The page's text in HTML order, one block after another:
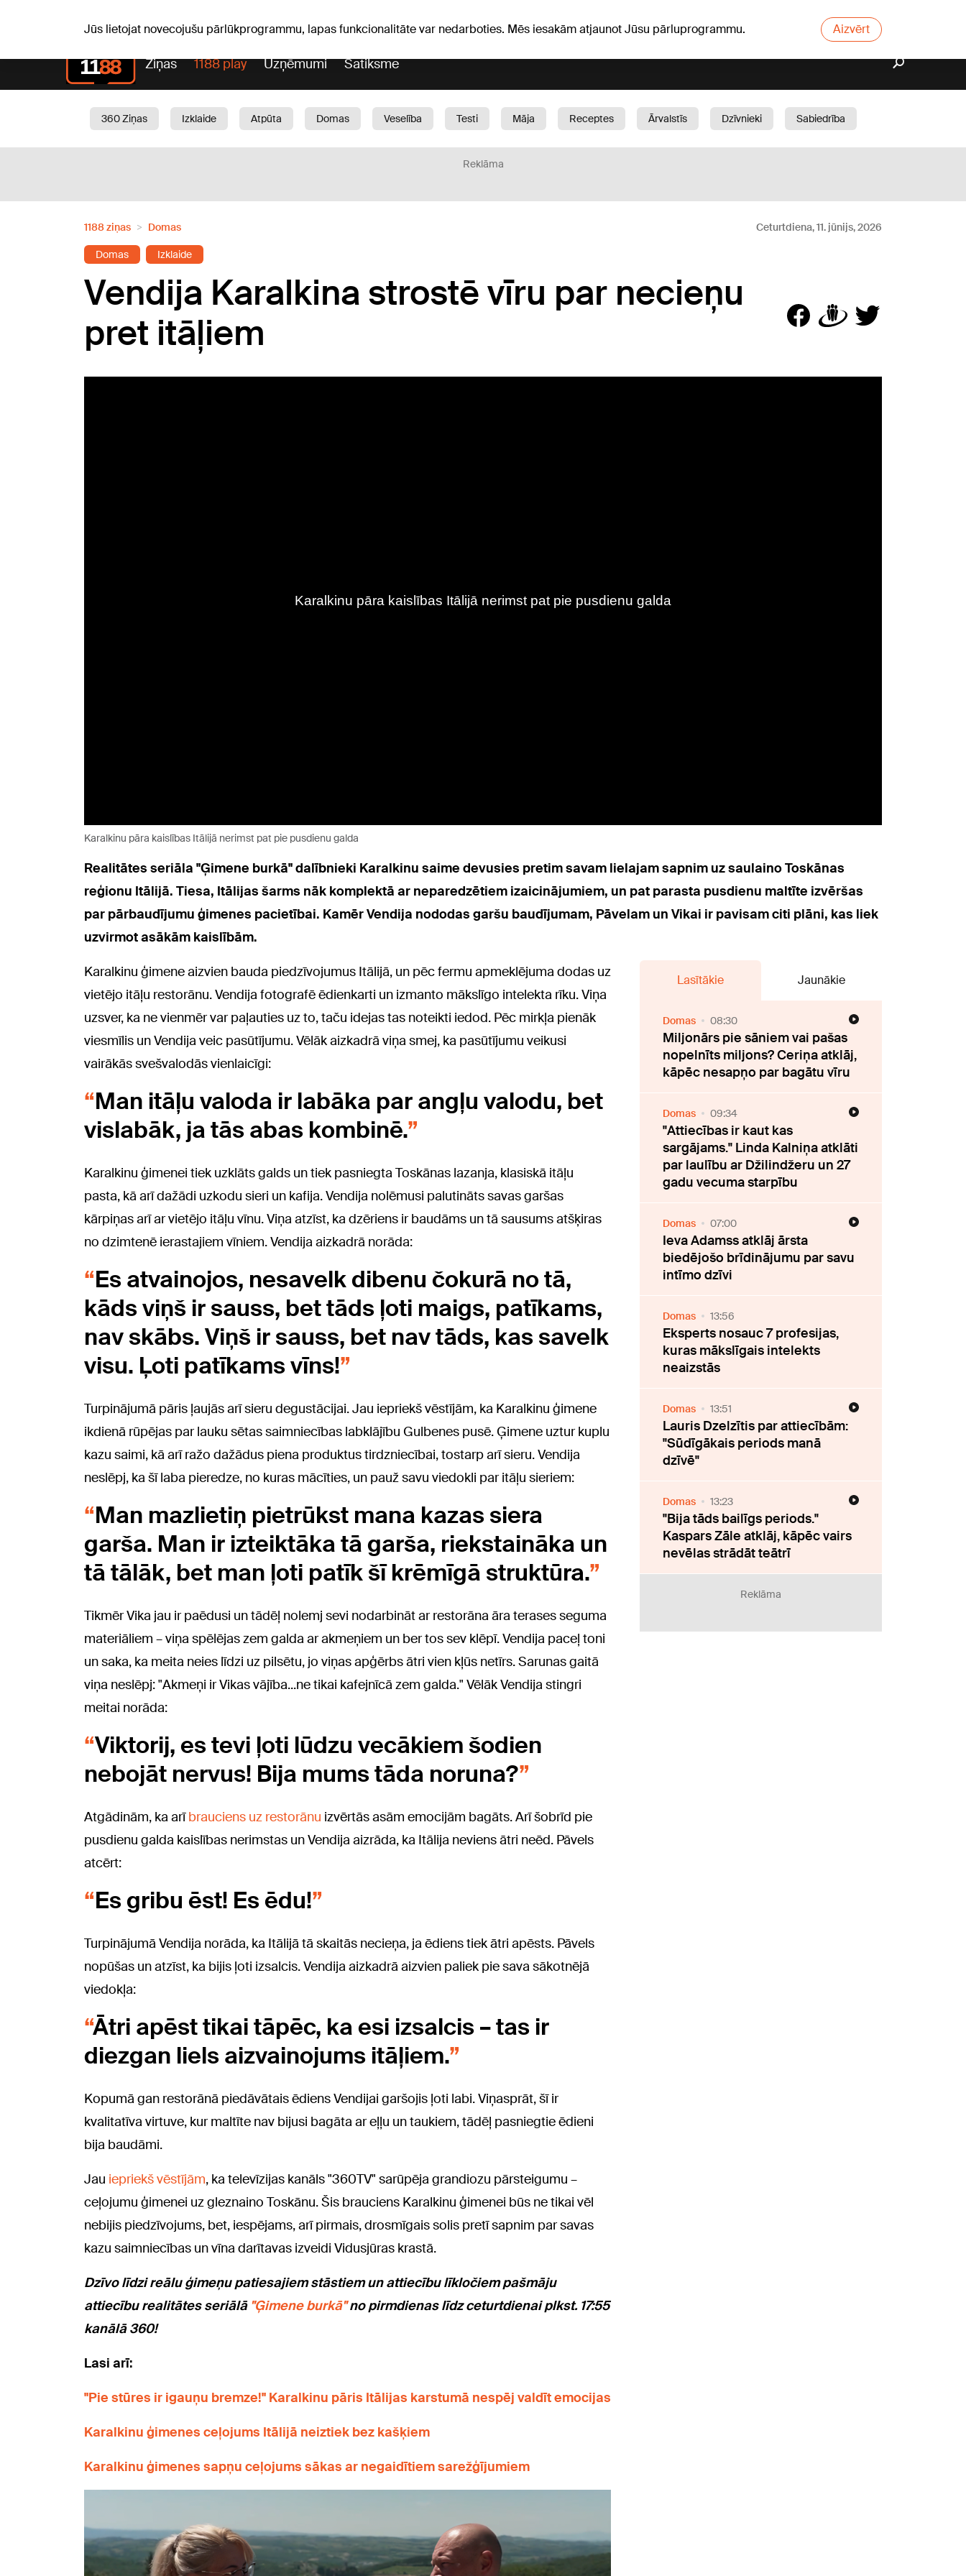
Jūs lietojat novecojušu pārlūkprogrammu, lapas funkcionalitāte var nedarboties. Mēs iesakām atjaunot Jūsu pārluprogrammu. Aizvērt
Ziņas 1188 play Uzņēmumi Satiksme
360 Ziņas Izklaide Atpūta Domas Veselība Testi Māja Receptes Ārvalstīs Dzīvnieki
Sabiedrība
Reklāma
1188 ziņas Domas Ceturtdiena, 11. jūnijs, 2026
Domas Izklaide
Vendija Karalkina strostē vīru par necieņu
pret itāļiem
Karalkinu pāra kaislības Itālijā nerimst pat pie pusdienu galda
Realitātes seriāla "Ģimene burkā" dalībnieki Karalkinu saime devusies pretim savam lielajam sapnim uz saulaino Toskānas
reģionu Itālijā. Tiesa, Itālijas šarms nāk komplektā ar neparedzētiem izaicinājumiem, un pat parasta pusdienu maltīte izvēršas
par pārbaudījumu ģimenes pacietībai. Kamēr Vendija nododas garšu baudījumam, Pāvelam un Vikai ir pavisam citi plāni, kas liek
uzvirmot asākām kaislībām.
Karalkinu ģimene aizvien bauda piedzīvojumus Itālijā, un pēc fermu apmeklējuma dodas uz
vietējo itāļu restorānu. Vendija fotografē ēdienkarti un izmanto mākslīgo intelekta rīku. Viņa
uzsver, ka ne vienmēr var paļauties uz to, taču idejas tas noteikti iedod. Pēc mirkļa pienāk
viesmīlis un Vendija veic pasūtījumu. Vēlāk aizkadrā viņa smej, ka pasūtījumu veikusi
vairākās svešvalodās vienlaicīgi:
Man itāļu valoda ir labāka par angļu valodu, bet
vislabāk, ja tās abas kombinē.
Karalkinu ģimenei tiek uzklāts galds un tiek pasniegta Toskānas lazanja, klasiskā itāļu
pasta, kā arī dažādi uzkodu sieri un kafija. Vendija nolēmusi palutināts savas garšas
kārpiņas arī ar vietējo itāļu vīnu. Viņa atzīst, ka dzēriens ir baudāms un tā sausums atšķiras
no dzimtenē ierastajiem vīniem. Vendija aizkadrā norāda:
Es atvainojos, nesavelk dibenu čokurā no tā,
kāds viņš ir sauss, bet tāds ļoti maigs, patīkams,
nav skābs. Viņš ir sauss, bet nav tāds, kas savelk
visu. Ļoti patīkams vīns!
Turpinājumā pāris ļaujās arī sieru degustācijai. Jau iepriekš vēstījām, ka Karalkinu ģimene
ikdienā rūpējas par lauku sētas saimniecības labklājību Gulbenes pusē. Ģimene uztur kuplu
kazu saimi, kā arī ražo dažādus piena produktus tirdzniecībai, tostarp arī sieru. Vendija
neslēpj, ka šī laba pieredze, no kuras mācīties, un pauž savu viedokli par itāļu sieriem:
Man mazlietiņ pietrūkst mana kazas siera
garša. Man ir izteiktāka tā garša, riekstaināka un
tā tālāk, bet man ļoti patīk šī krēmīgā struktūra.
Tikmēr Vika jau ir paēdusi un tādēļ nolemj sevi nodarbināt ar restorāna āra terases seguma
materiāliem – viņa spēlējas zem galda ar akmeņiem un ber tos sev klēpī. Vendija paceļ toni
un saka, ka meita neies līdzi uz pilsētu, jo viņas apģērbs ātri vien kļūs netīrs. Sarunas gaitā
viņa neslēpj: "Akmeņi ir Vikas vājība...ne tikai kafejnīcā zem galda." Vēlāk Vendija stingri
meitai norāda:
Viktorij, es tevi ļoti lūdzu vecākiem šodien
nebojāt nervus! Bija mums tāda noruna?
Atgādinām, ka arībrauciens uz restorānu izvērtās asām emocijām bagāts. Arī šobrīd pie
pusdienu galda kaislības nerimstas un Vendija aizrāda, ka Itālija neviens ātri neēd. Pāvels
atcērt:
Es gribu ēst! Es ēdu!
Turpinājumā Vendija norāda, ka Itālijā tā skaitās necieņa, ja ēdiens tiek ātri apēsts. Pāvels
nopūšas un atzīst, ka bijis ļoti izsalcis. Vendija aizkadrā aizvien paliek pie sava sākotnējā
viedokļa:
Ātri apēst tikai tāpēc, ka esi izsalcis – tas ir
diezgan liels aizvainojums itāļiem.
Kopumā gan restorānā piedāvātais ēdiens Vendijai garšojis ļoti labi. Viņasprāt, šī ir
kvalitatīva virtuve, kur maltīte nav bijusi bagāta ar eļļu un taukiem, tādēļ pasniegtie ēdieni
bija baudāmi.
Jau iepriekš vēstījām, ka televīzijas kanāls "360TV" sarūpēja grandiozu pārsteigumu –
ceļojumu ģimenei uz gleznaino Toskānu. Šis brauciens Karalkinu ģimenei būs ne tikai vēl
nebijis piedzīvojums, bet, iespējams, arī pirmais, drosmīgais solis pretī sapnim par savas
kazu saimniecības un vīna darītavas izveidi Vidusjūras krastā.
Dzīvo līdzi reālu ģimeņu patiesajiem stāstiem un attiecību līkločiem pašmāju
attiecību realitātes seriālā "Ģimene burkā"no pirmdienas līdz ceturtdienai plkst. 17:55
kanālā 360!
Lasi arī:
"Pie stūres ir igauņu bremze!" Karalkinu pāris Itālijas karstumā nespēj valdīt emocijas
Karalkinu ģimenes ceļojums Itālijā neiztiek bez kašķiem
Karalkinu ģimenes sapņu ceļojums sākas ar negaidītiem sarežģījumiem
Lasītākie Jaunākie
Domas 08:30
Miljonārs pie sāniem vai pašas
nopelnīts miljons? Ceriņa atklāj,
kāpēc nesapņo par bagātu vīru
Domas 09:34
"Attiecības ir kaut kas
sargājams." Linda Kalniņa atklāti
par laulību ar Džilindžeru un 27
gadu vecuma starpību
Domas 07:00
Ieva Adamss atklāj ārsta
biedējošo brīdinājumu par savu
intīmo dzīvi
Domas 13:56
Eksperts nosauc 7 profesijas,
kuras mākslīgais intelekts
neaizstās
Domas 13:51
Lauris Dzelzītis par attiecībām:
"Sūdīgākais periods manā
dzīvē"
Domas 13:23
"Bija tāds bailīgs periods."
Kaspars Zāle atklāj, kāpēc vairs
nevēlas strādāt teātrī
Reklāma